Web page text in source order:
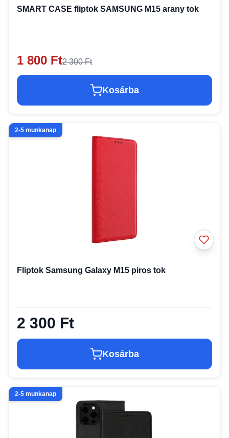
SMART CASE fliptok SAMSUNG M15 arany tok
1 800 Ft2 300 Ft
Kosárba
2-5 munkanap
Fliptok Samsung Galaxy M15 piros tok
2 300 Ft
Kosárba
2-5 munkanap